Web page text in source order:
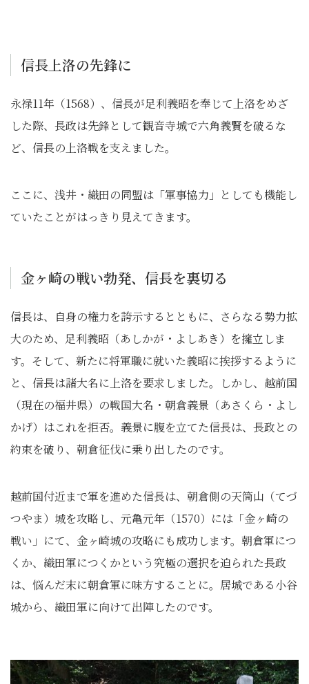
信長上洛の先鋒に
永禄11年（1568）、信長が足利義昭を奉じて上洛をめざ
した際、長政は先鋒として観音寺城で六角義賢を破るな
ど、信長の上洛戦を支えました。
ここに、浅井・織田の同盟は「軍事協力」としても機能し
ていたことがはっきり見えてきます。
金ヶ崎の戦い勃発、信長を裏切る
信長は、自身の権力を誇示するとともに、さらなる勢力拡
大のため、足利義昭（あしかが・よしあき）を擁立しま
す。そして、新たに将軍職に就いた義昭に挨拶するように
と、信長は諸大名に上洛を要求しました。しかし、越前国
（現在の福井県）の戦国大名・朝倉義景（あさくら・よし
かげ）はこれを拒否。義景に腹を立てた信長は、長政との
約束を破り、朝倉征伐に乗り出したのです。
越前国付近まで軍を進めた信長は、朝倉側の天筒山（てづ
つやま）城を攻略し、元亀元年（1570）には「金ヶ崎の
戦い」にて、金ヶ崎城の攻略にも成功します。朝倉軍につ
くか、織田軍につくかという究極の選択を迫られた長政
は、悩んだ末に朝倉軍に味方することに。居城である小谷
城から、織田軍に向けて出陣したのです。